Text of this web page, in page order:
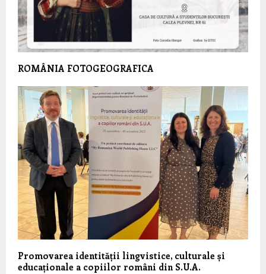
ROMÂNIA FOTOGEOGRAFICA
Promovarea identității lingvistice, culturale și
educaționale a copiilor români din S.U.A.